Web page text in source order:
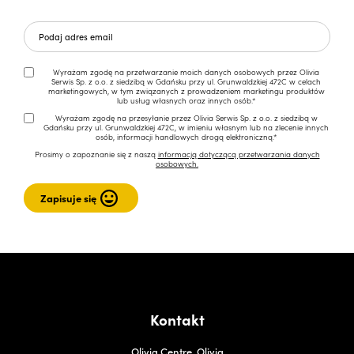
Wyrażam zgodę na przetwarzanie moich danych osobowych przez Olivia
Serwis Sp. z o.o. z siedzibą w Gdańsku przy ul. Grunwaldzkiej 472C w celach
marketingowych, w tym związanych z prowadzeniem marketingu produktów
lub usług własnych oraz innych osób.*
Wyrażam zgodę na przesyłanie przez Olivia Serwis Sp. z o.o. z siedzibą w
Gdańsku przy ul. Grunwaldzkiej 472C, w imieniu własnym lub na zlecenie innych
osób, informacji handlowych drogą elektroniczną.*
Prosimy o zapoznanie się z naszą informacją dotyczącą przetwarzania danych
osobowych.
Kontakt